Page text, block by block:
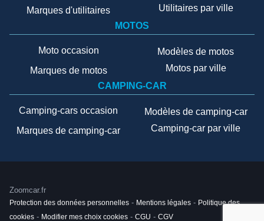
Marques d'utilitaires
Utilitaires par ville
MOTOS
Moto occasion
Marques de motos
Modèles de motos
Motos par ville
CAMPING-CAR
Camping-cars occasion
Marques de camping-car
Modèles de camping-car
Camping-car par ville
Zoomcar.fr
Protection des données personnelles - Mentions légales - Politique des
cookies - Modifier mes choix cookies - CGU - CGV